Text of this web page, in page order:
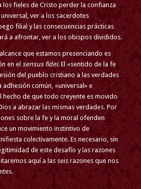
los fieles de Cristo perder la confianza
ver a los sacerdotes
filial y las consecuencias prácticas
a afrontar, ver a los obispos divididos.
que estamos presenciando es
en el sensus fidei. El «sentido de la fe
del pueblo cristiano a las verdades
adhesión común, «universal» e
hecho de que todo creyente es movido
a abrazar las mismas verdades. Por
sobre la fe y la moral ofenden
un movimiento instintivo de
colectivamente. Es necesario, sin
de este desafío y las razones
aquí a las seis razones que nos